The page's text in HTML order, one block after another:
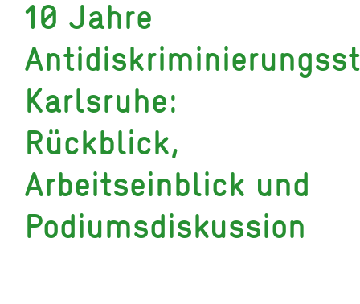
10 Jahre
Karlsruhe:
Rückblick,
Arbeitseinblick und
Podiumsdiskussion